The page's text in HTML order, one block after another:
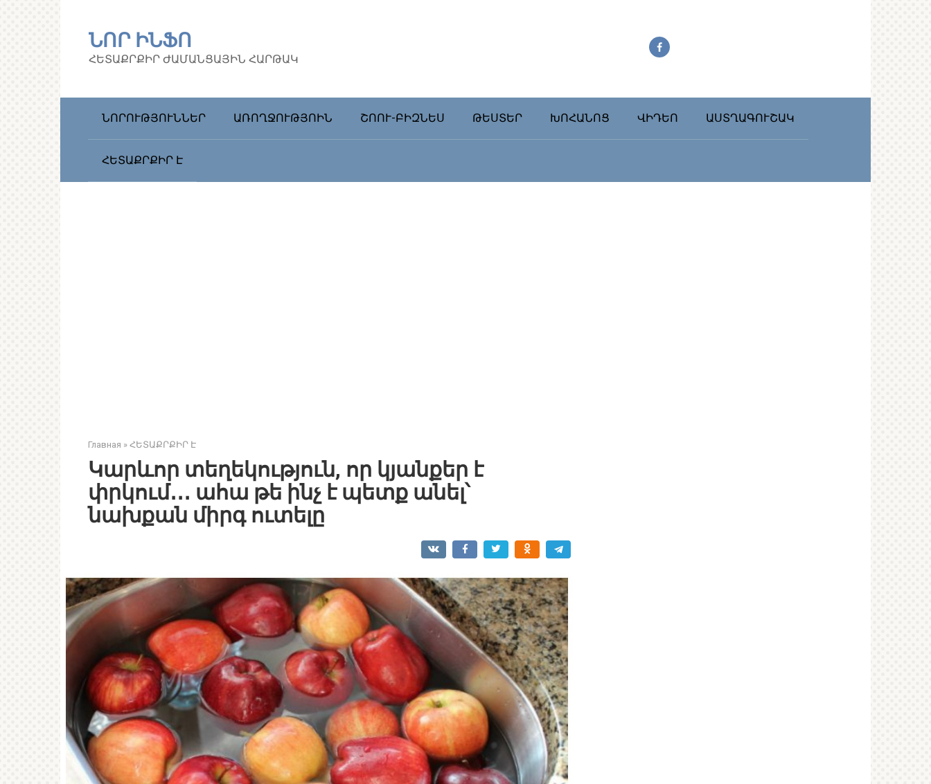
ՆՈՐ ԻՆՖՈ
ՀԵՏԱՔՐՔԻՐ ԺԱՄԱՆՑԱՅԻՆ ՀԱՐԹԱԿ
ՆՈՐՈՒԹՅՈՒՆՆԵՐ ԱՌՈՂՋՈՒԹՅՈԻՆ ՇՈՈՒ-ԲԻԶՆԵՍ ԹԵՍՏԵՐ ԽՈՀԱՆՈՑ ՎԻԴԵՈ ԱՍՏՂԱԳՈՒՇԱԿ
ՀԵՏԱՔՐՔԻՐ Է
Главная » ՀԵՏԱՔՐՔԻՐ Է
Կարևոր տեղեկություն, որ կյանքեր է
փրկում․․․ ահա թե ինչ է պետք անել՝
նախքան միրգ ուտելը